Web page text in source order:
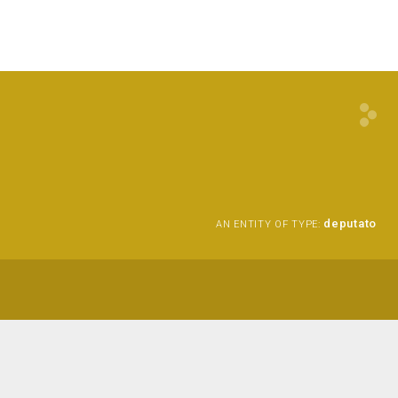
AN ENTITY OF TYPE: deputato